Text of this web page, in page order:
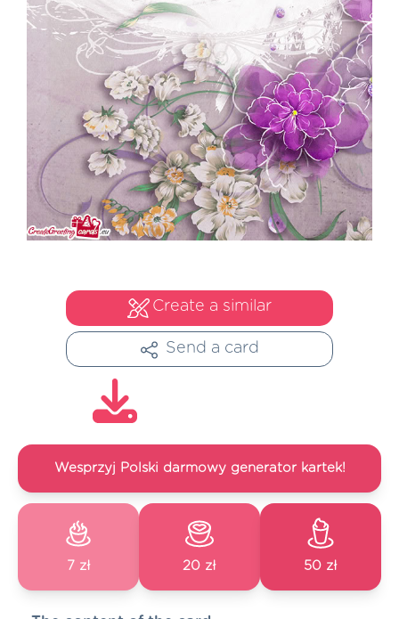
Create a similar
Send a card
Wesprzyj Polski darmowy generator kartek!
7 zł 20 zł 50 zł